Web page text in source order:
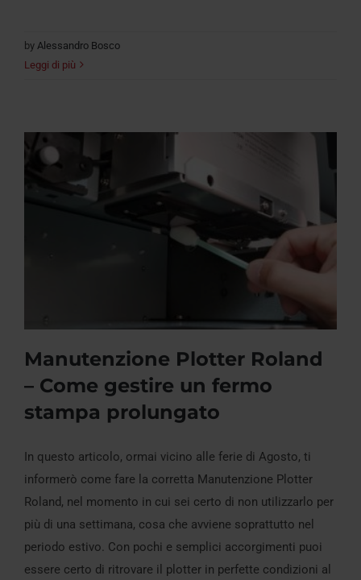
by Alessandro Bosco
Leggi di più
gestire un fermo stampa prolungato
Manutenzione Plotter Roland
– Come gestire un fermo
stampa prolungato
In questo articolo, ormai vicino alle ferie di Agosto, ti
informerò come fare la corretta Manutenzione Plotter
Roland, nel momento in cui sei certo di non utilizzarlo per
più di una settimana, cosa che avviene soprattutto nel
periodo estivo. Con pochi e semplici accorgimenti puoi
essere certo di ritrovare il plotter in perfette condizioni al